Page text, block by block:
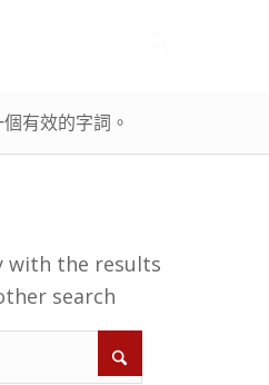
有效的字詞。
with the results
search